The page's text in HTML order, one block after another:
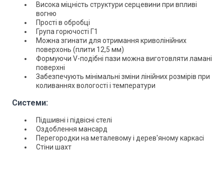
Висока міцність структури серцевини при впливі
вогню
Прості в обробці
Група горючості Г1
Можна згинати для отримання криволінійних
поверхонь (плити 12,5 мм)
Формуючи V-подібні пази можна виготовляти ламані
поверхні
Забезпечують мінімальні зміни лінійних розмірів при
коливаннях вологості і температури
Системи:
Підшивні і підвісні стелі
Оздоблення мансард
Перегородки на металевому і дерев'яному каркасі
Стіни шахт